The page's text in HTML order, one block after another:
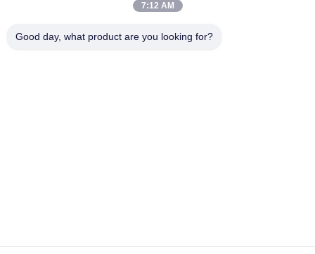
008613580404923
7:12 AM
Good day, what product are you looking for?